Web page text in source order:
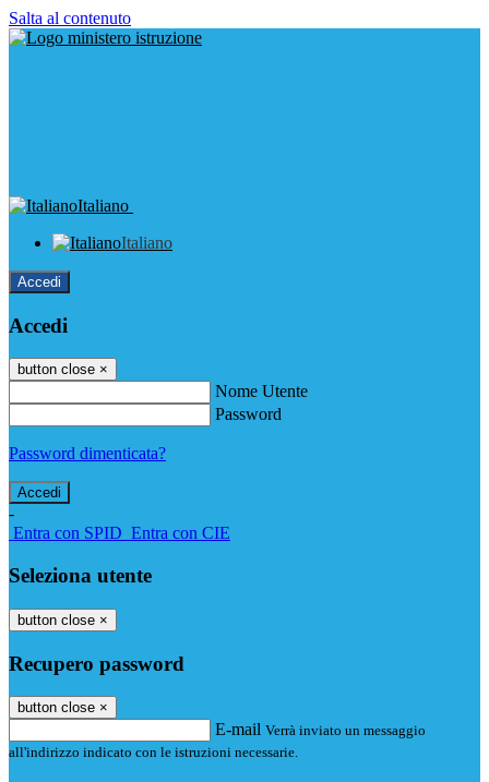
Salta al contenuto
Italiano
Italiano
Accedi
Accedi
button close ×
Nome Utente
Password
Password dimenticata?
-
Entra con SPID Entra con CIE
Seleziona utente
button close ×
Recupero password
button close ×
E-mail Verrà inviato un messaggio
all'indirizzo indicato con le istruzioni necessarie.